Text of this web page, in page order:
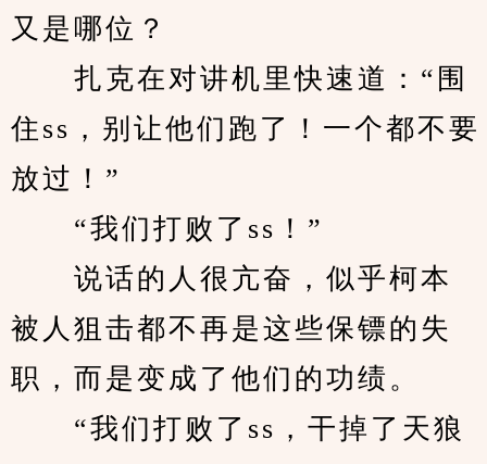
又是哪位？
扎克在对讲机里快速道：“围
住ss，别让他们跑了！一个都不要
放过！”
“我们打败了ss！”
说话的人很亢奋，似乎柯本
被人狙击都不再是这些保镖的失
职，而是变成了他们的功绩。
“我们打败了ss，干掉了天狼